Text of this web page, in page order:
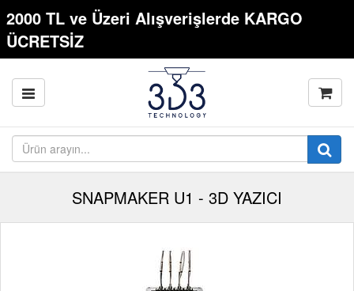
2000 TL ve Üzeri Alışverişlerde KARGO
ÜCRETSİZ
SNAPMAKER U1 - 3D YAZICI